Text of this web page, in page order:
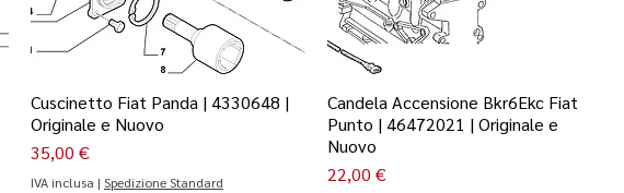
Cuscinetto Fiat Panda | 4330648 |
Originale e Nuovo
Prezzo
35,00 €
IVA inclusa | Spedizione Standard
Candela Accensione Bkr6Ekc Fiat
Punto | 46472021 | Originale e
Nuovo
Prezzo
22,00 €